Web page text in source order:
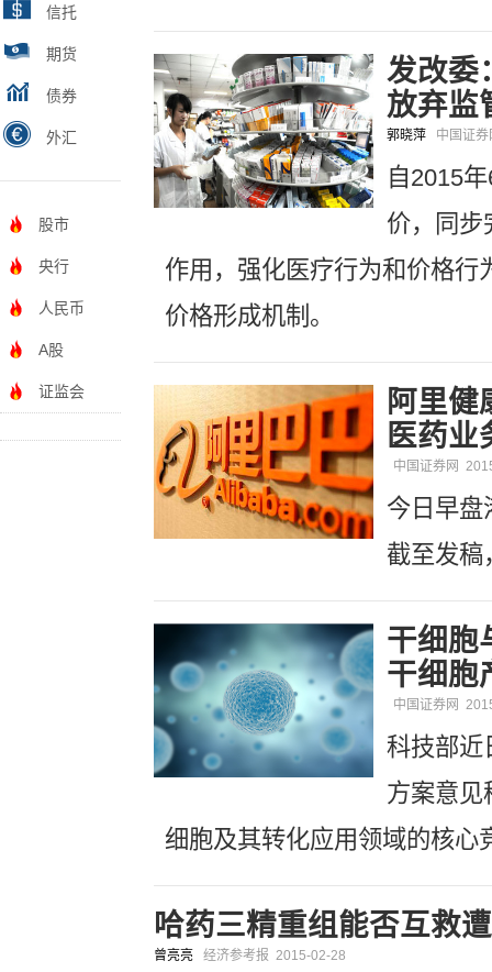
信托
期货
债券
外汇
股市
央行
人民币
A股
证监会
发改委
放弃监
郭晓萍 中国证
自2015
价，同步
作用，强化医疗行为和价格行
价格形成机制。
阿里健
医药业
中国证券网
今日早盘
截至发稿
干细胞
干细胞
中国证券网
科技部近
方案意见
细胞及其转化应用领域的核心
哈药三精重组能否互救
曾亮亮 经济参考报 2015-02-28